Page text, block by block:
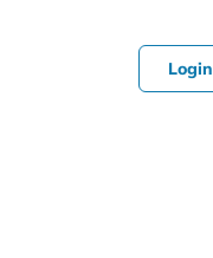
Login